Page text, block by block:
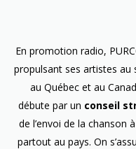
En promotion radio,
propulsant ses artistes au
au Québec et au
débute par un conseil
de l’envoi de la chanson
partout au pays. On